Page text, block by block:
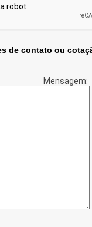
de contato ou
Mensagem: